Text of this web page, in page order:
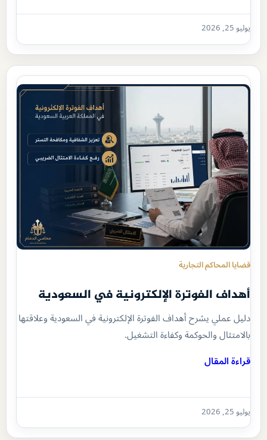
يوليو 25, 2026
قضايا المحاكم التجارية
أهداف الفوترة الإلكترونية في السعودية
دليل عملي يشرح أهداف الفوترة الإلكترونية في السعودية وعلاقتها
بالامتثال والحوكمة وكفاءة التشغيل.
قراءة المقال
يوليو 25, 2026